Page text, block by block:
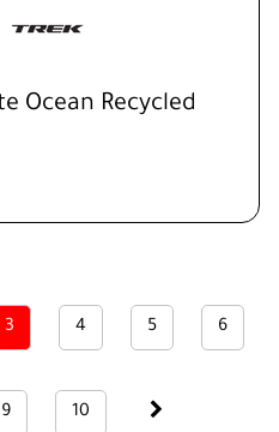
Ocean Recycled
3 4 5 6
9 10